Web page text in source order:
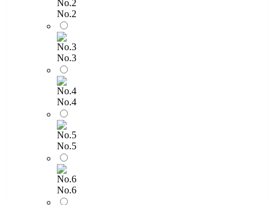
No.2
No.3
No.4
No.5
No.6